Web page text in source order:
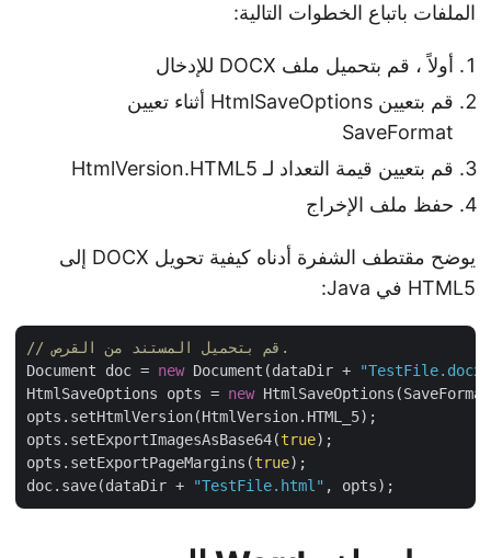
الملفات باتباع الخطوات التالية:
أولاً ، قم بتحميل ملف DOCX للإدخال
قم بتعيين HtmlSaveOptions أثناء تعيين
SaveFormat
قم بتعيين قيمة التعداد لـ HtmlVersion.HTML5
حفظ ملف الإخراج
يوضح مقتطف الشفرة أدناه كيفية تحويل DOCX إلى
HTML5 في Java:
Document doc = new Document(dataDir +
HtmlSaveOptions opts = new
opts.setHtmlVersion(HtmlVersion.HTML_5);
opts.setExportImagesAsBase64(true );
opts.setExportPageMargins(true );
doc.save(dataDir + "TestFile.html"